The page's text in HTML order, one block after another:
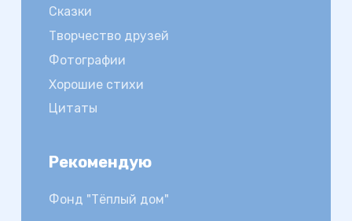
Сказки
Творчество друзей
Фотографии
Хорошие стихи
Цитаты
Рекомендую
Фонд "Тёплый дом"